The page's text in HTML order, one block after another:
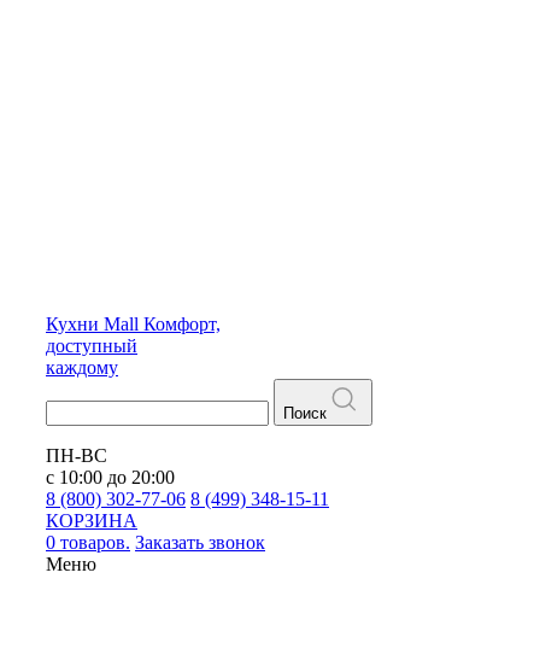
Кухни Mall Комфорт,
доступный
каждому
Поиск
ПН-ВС
с 10:00 до 20:00
8 (800) 302-77-06 8 (499) 348-15-11
КОРЗИНА
0 товаров. Заказать звонок
Меню